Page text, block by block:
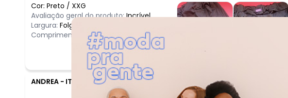
Cor: Preto / XXG
Avaliação geral do produto: Incrível
Largura: Folgado
Comprimento:
Longo
ANDREA - ITAMONTE - MG